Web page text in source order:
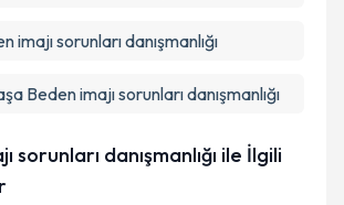
imajı sorunları danışmanlığı
Beden imajı sorunları danışmanlığı
sorunları danışmanlığı ile İlgili